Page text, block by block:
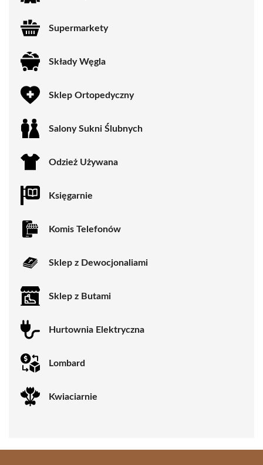
Supermarkety
Składy Węgla
Sklep Ortopedyczny
Salony Sukni Ślubnych
Odzież Używana
Księgarnie
Komis Telefonów
Sklep z Dewocjonaliami
Sklep z Butami
Hurtownia Elektryczna
Lombard
Kwiaciarnie